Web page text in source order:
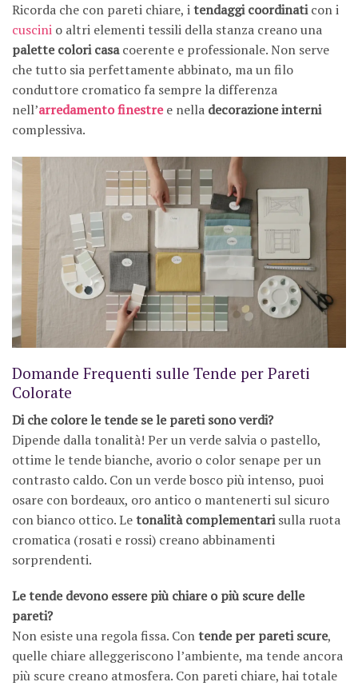
Ricorda che con pareti chiare, itendaggi coordinaticon i
cuscini o altri elementi tessili della stanza creano una
palette colori casacoerente e professionale. Non serve
che tutto sia perfettamente abbinato, ma un filo
conduttore cromatico fa sempre la differenza
nell’arredamentofinestree nella decorazione interni
complessiva.
Domande Frequenti sulle Tende per Pareti
Colorate
Di che colore le tende se le pareti sono verdi?
Dipende dalla tonalità! Per un verde salvia o pastello,
ottime le tende bianche, avorio o color senape per un
contrasto caldo. Con un verde bosco più intenso, puoi
osare con bordeaux, oro antico o mantenerti sul sicuro
con bianco ottico. Letonalità complementarisulla ruota
cromatica (rosati e rossi) creano abbinamenti
sorprendenti.
Le tende devono essere più chiare o più scure delle
pareti?
Non esiste una regola fissa. Contende per pareti scure,
quelle chiare alleggeriscono l’ambiente, ma tende ancora
più scure creano atmosfera. Con pareti chiare, hai totale